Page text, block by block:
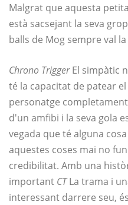
Malgrat que aquesta
està sacsejant la seva
balls de Mog sempre val
Chrono TriggerEl simpàtic
té la capacitat de patear
personatge
d'un amfibi i la seva gola
vegada que té alguna
aquestes coses mai no
credibilitat. Amb una
important CTLa trama i
interessant darrere seu,